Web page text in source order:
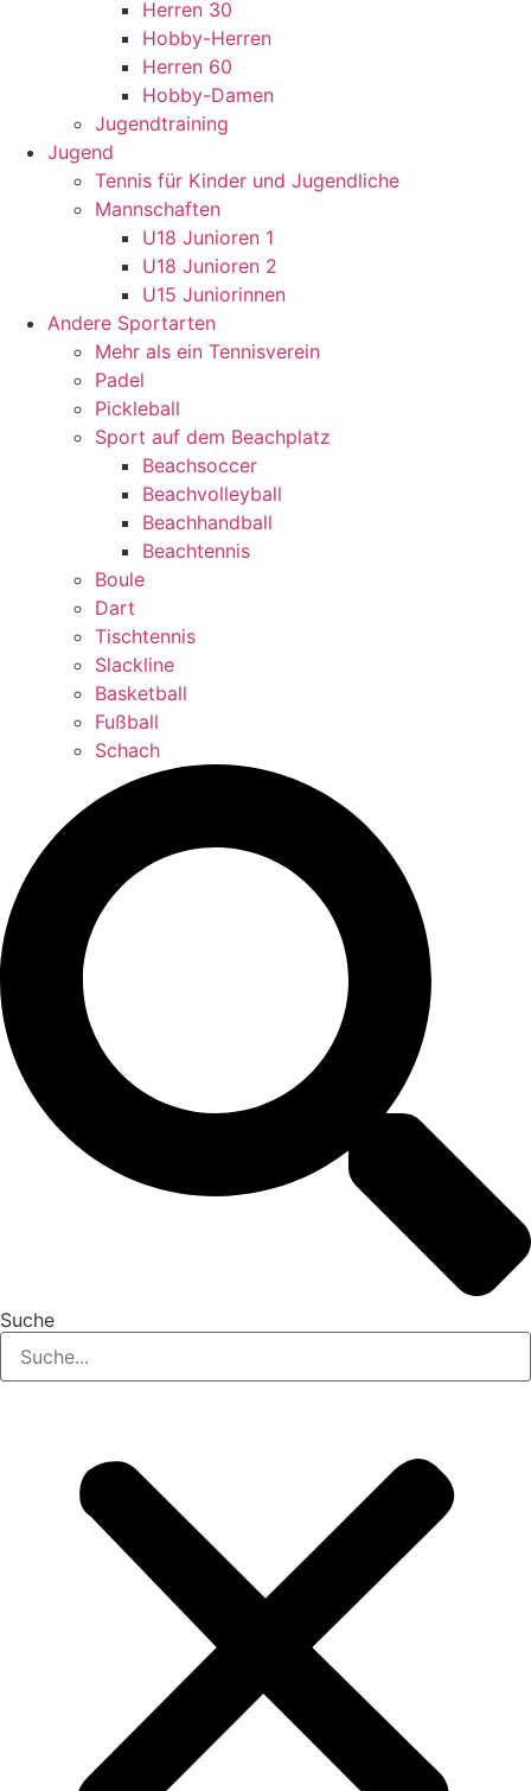
Herren 30
Hobby-Herren
Herren 60
Hobby-Damen
Jugendtraining
Jugend
Tennis für Kinder und Jugendliche
Mannschaften
U18 Junioren 1
U18 Junioren 2
U15 Juniorinnen
Andere Sportarten
Mehr als ein Tennisverein
Padel
Pickleball
Sport auf dem Beachplatz
Beachsoccer
Beachvolleyball
Beachhandball
Beachtennis
Boule
Dart
Tischtennis
Slackline
Basketball
Fußball
Schach
Suche